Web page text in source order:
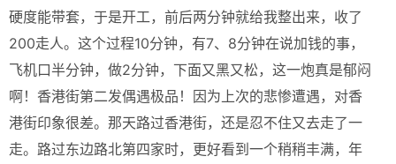
硬度能带套，于是开工，前后两分钟就给我整出来，收了
200走人。这个过程10分钟，有7、8分钟在说加钱的事，
飞机口半分钟，做2分钟，下面又黑又松，这一炮真是郁闷
啊！香港街第二发偶遇极品！因为上次的悲惨遭遇，对香
港街印象很差。那天路过香港街，还是忍不住又去走了一
走。路过东边路北第四家时，更好看到一个稍稍丰满，年